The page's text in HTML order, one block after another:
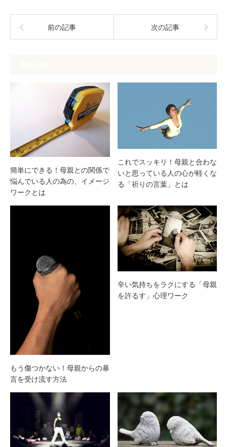
前の記事 次の記事
簡単にできる！母親との関係で
悩んでいる人の為の、イメージ
ワークとは
これでスッキリ！母親と合わな
いと思っている人の心が軽くな
る「祈りの言葉」とは
もう傷つかない！母親からの暴
言を受け流す方法
辛い気持ちをラクにする「母親
を許るす」心理ワーク